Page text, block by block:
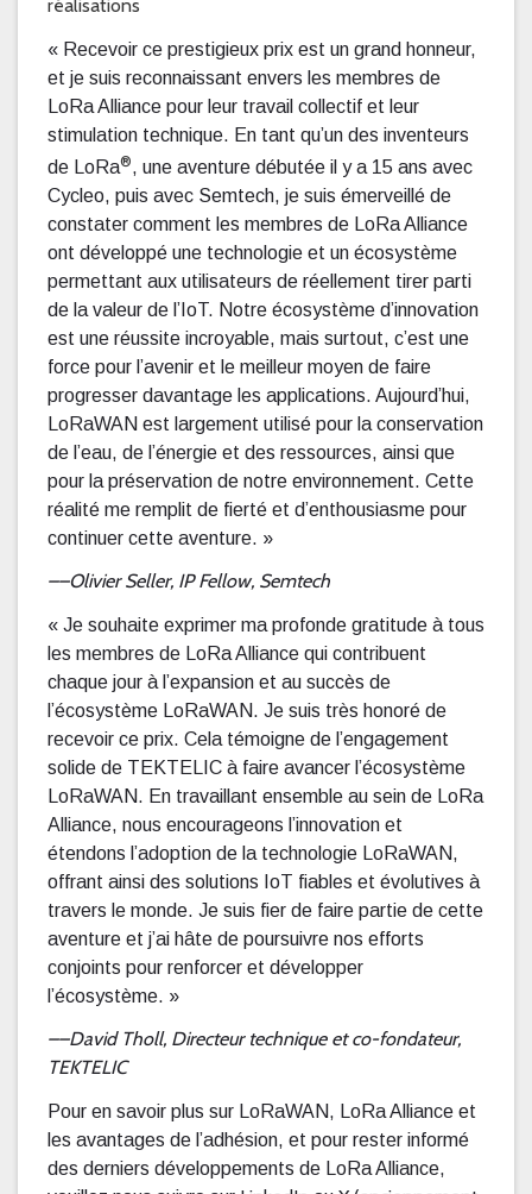
réalisations
« Recevoir ce prestigieux prix est un grand honneur,
et je suis reconnaissant envers les membres de
LoRa Alliance pour leur travail collectif et leur
stimulation technique. En tant qu’un des inventeurs
de LoRa®, une aventure débutée il y a 15 ans avec
Cycleo, puis avec Semtech, je suis émerveillé de
constater comment les membres de LoRa Alliance
ont développé une technologie et un écosystème
permettant aux utilisateurs de réellement tirer parti
de la valeur de l’IoT. Notre écosystème d’innovation
est une réussite incroyable, mais surtout, c’est une
force pour l’avenir et le meilleur moyen de faire
progresser davantage les applications. Aujourd’hui,
LoRaWAN est largement utilisé pour la conservation
de l’eau, de l’énergie et des ressources, ainsi que
pour la préservation de notre environnement. Cette
réalité me remplit de fierté et d’enthousiasme pour
continuer cette aventure. »
––Olivier Seller, IPFellow, Semtech
« Je souhaite exprimer ma profonde gratitude à tous
les membres de LoRa Alliance qui contribuent
chaque jour à l’expansion et au succès de
l’écosystème LoRaWAN. Je suis très honoré de
recevoir ce prix. Cela témoigne de l’engagement
solide de TEKTELIC à faire avancer l’écosystème
LoRaWAN. En travaillant ensemble au sein de LoRa
Alliance, nous encourageons l’innovation et
étendons l’adoption de la technologie LoRaWAN,
offrant ainsi des solutions IoT fiables et évolutives à
travers le monde. Je suis fier de faire partie de cette
aventure et j’ai hâte de poursuivre nos efforts
conjoints pour renforcer et développer
l’écosystème. »
––David Tholl, Directeur technique et co-fondateur,
TEKTELIC
Pour en savoir plus sur LoRaWAN, LoRa Alliance et
les avantages de l’adhésion, et pour rester informé
des derniers développements de LoRa Alliance,